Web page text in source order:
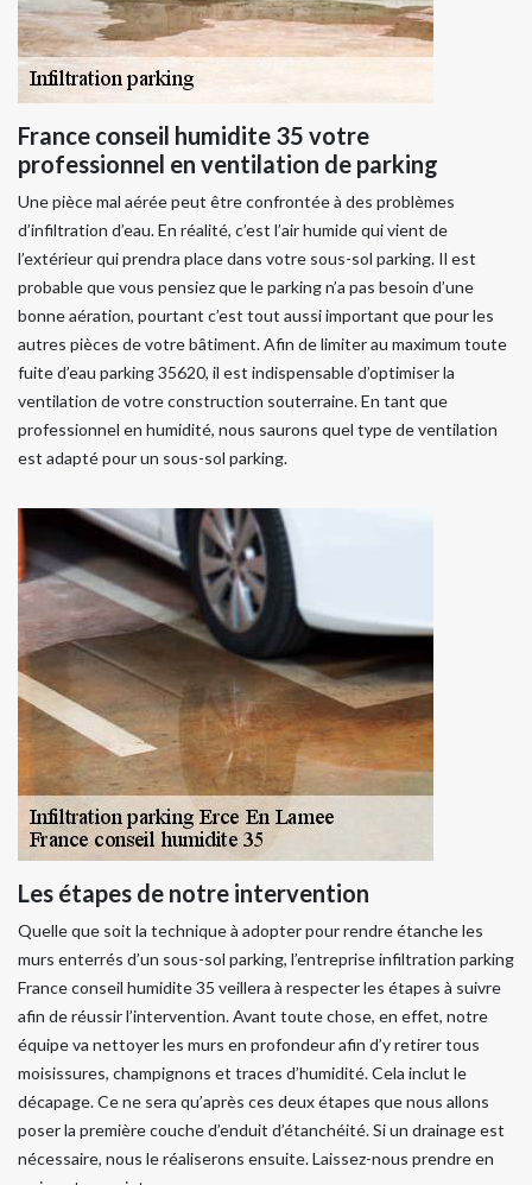
France conseil humidite 35 votre
professionnel en ventilation de parking
Une pièce mal aérée peut être confrontée à des problèmes
d’infiltration d’eau. En réalité, c’est l’air humide qui vient de
l’extérieur qui prendra place dans votre sous-sol parking. Il est
probable que vous pensiez que le parking n’a pas besoin d’une
bonne aération, pourtant c’est tout aussi important que pour les
autres pièces de votre bâtiment. Afin de limiter au maximum toute
fuite d’eau parking 35620, il est indispensable d’optimiser la
ventilation de votre construction souterraine. En tant que
professionnel en humidité, nous saurons quel type de ventilation
est adapté pour un sous-sol parking.
Les étapes de notre intervention
Quelle que soit la technique à adopter pour rendre étanche les
murs enterrés d’un sous-sol parking, l’entreprise infiltration parking
France conseil humidite 35 veillera à respecter les étapes à suivre
afin de réussir l’intervention. Avant toute chose, en effet, notre
équipe va nettoyer les murs en profondeur afin d’y retirer tous
moisissures, champignons et traces d’humidité. Cela inclut le
décapage. Ce ne sera qu’après ces deux étapes que nous allons
poser la première couche d’enduit d’étanchéité. Si un drainage est
nécessaire, nous le réaliserons ensuite. Laissez-nous prendre en